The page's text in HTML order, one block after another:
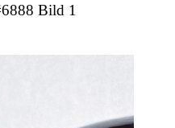
Bild 1